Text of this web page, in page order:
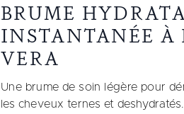
BRUME
INSTANTANÉE À
VERA
Une brume de soin légère pour
les cheveux ternes et deshydratés.